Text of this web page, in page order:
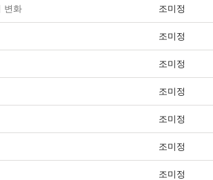
변화 조미정
조미정
조미정
조미정
조미정
조미정
조미정